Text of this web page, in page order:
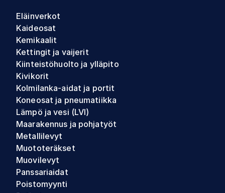
Eläinverkot
Kaideosat
Kemikaalit
Kettingit ja vaijerit
Kiinteistöhuolto ja ylläpito
Kivikorit
Kolmilanka-aidat ja portit
Koneosat ja pneumatiikka
Lämpö ja vesi (LVI)
Maarakennus ja pohjatyöt
Metallilevyt
Muototeräkset
Muovilevyt
Panssariaidat
Poistomyynti